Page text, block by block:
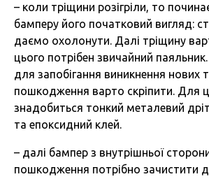
– коли тріщини розігріли, то
бамперу його початковий вигляд:
даємо охолонути. Далі тріщину
цього потрібен звичайний
для запобігання виникнення нових
пошкодження варто скріпити. Для
знадобиться тонкий металевий
та епоксидний клей.
– далі бампер з внутрішньої
пошкодження потрібно зачистити